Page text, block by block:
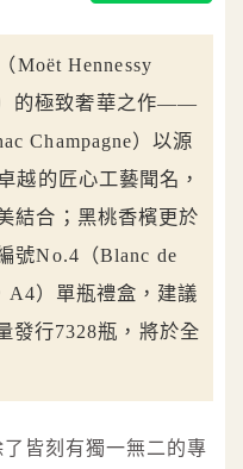
Moët Hennessy
的極致奢華之作——
Champagne）以源
越的匠心工藝聞名，
結合；黑桃香檳更於
號No.4（Blanc de
A4）單瓶禮盒，建議
發行7328瓶，將於全
皆刻有獨一無二的專